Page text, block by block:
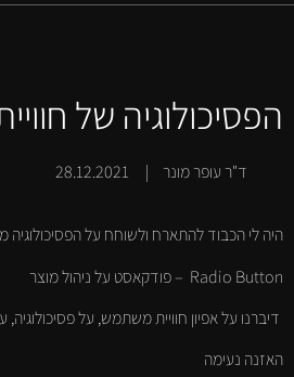
הפסיכולוגיה של
ד"ר עופר מונר | 28.12.2021
היה לי הכבוד להתארח ולשוחח על
Radio Button – פודקאסט על ניהול מוצר
דיברנו על אפיון חוויית משתמש, על
האזנה נעימה